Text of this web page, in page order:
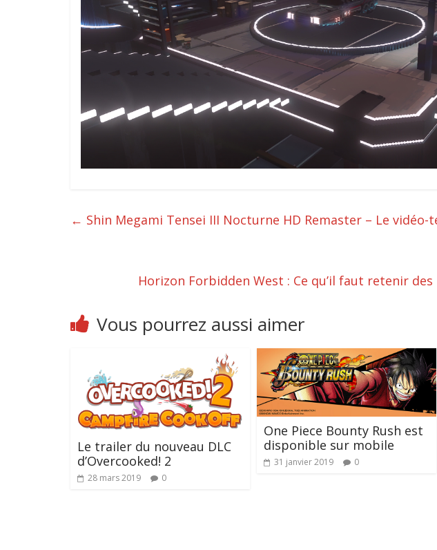
← Shin Megami Tensei III Nocturne HD Remaster – Le vidéo-
Horizon Forbidden West : Ce qu’il faut retenir
Vous pourrez aussi aimer
Le trailer du nouveau DLC
d’Overcooked! 2
28 mars 2019 0
One Piece Bounty Rush est
disponible sur mobile
31 janvier 2019 0